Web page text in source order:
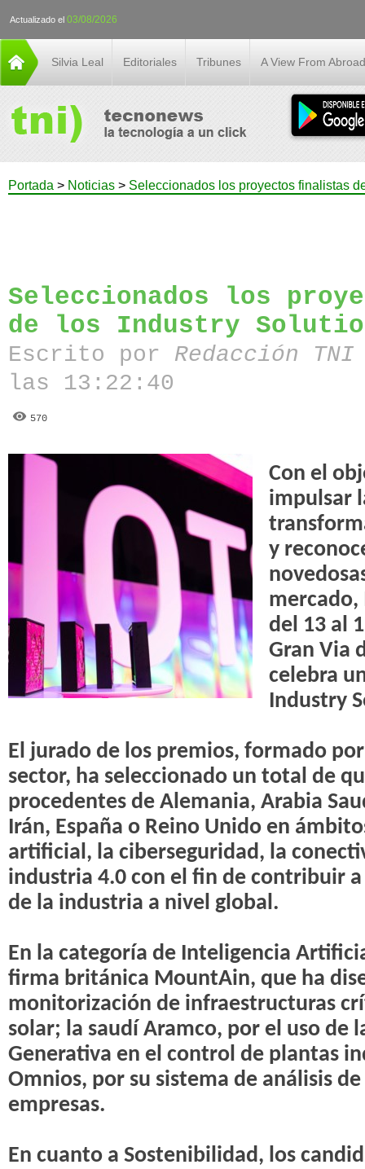
Actualizado el 03/08/2026
Silvia Leal Editoriales Tribunes A View From Abroad
Portada > Noticias > Seleccionados los proyectos finalistas
Seleccionados los
de los Industry
Escrito por Redacción
las 13:22:40
570
Con el
impulsar
y
mercado,
del 13 al
Gran Via
celebra
Industry
El jurado de los premios, formado
sector, ha seleccionado un total de
procedentes de Alemania, Arabia
Irán, España o Reino Unido en
artificial, la ciberseguridad, la
industria 4.0 con el fin de contribuir
de la industria a nivel global.
En la categoría de Inteligencia
firma británica MountAin, que ha
monitorización de infraestructuras
solar; la saudí Aramco, por el uso de
Generativa en el control de plantas
Omnios, por su sistema de análisis
empresas.
En cuanto a Sostenibilidad, los